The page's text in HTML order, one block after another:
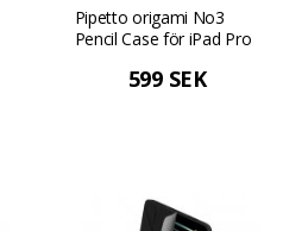
Pipetto origami No3
Pencil Case för iPad Pro
599 SEK